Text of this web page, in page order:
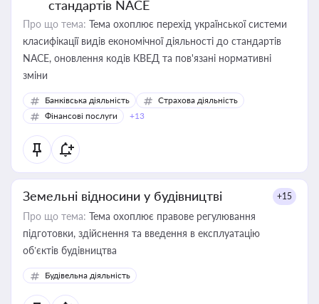
стандартів NACE
Про що тема: Тема охоплює перехід української системи
класифікації видів економічної діяльності до стандартів
NACE, оновлення кодів КВЕД та пов'язані нормативні
зміни
Банківська діяльність
Страхова діяльність
Фінансові послуги
+13
Земельні відносини у будівництві +15
Про що тема: Тема охоплює правове регулювання
підготовки, здійснення та введення в експлуатацію
об’єктів будівництва
Будівельна діяльність